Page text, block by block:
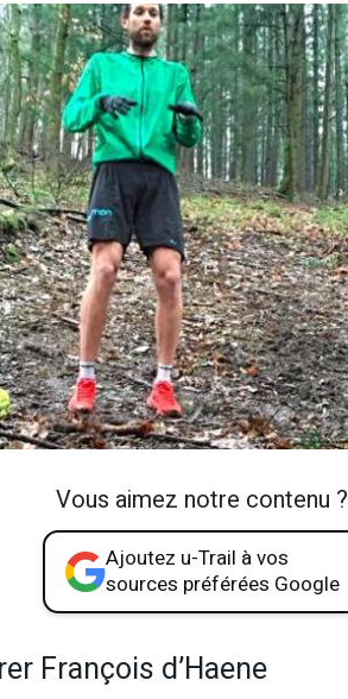
Vous aimez notre contenu ?
Ajoutez u-Trail à vos
sources préférées Google
François d’Haene